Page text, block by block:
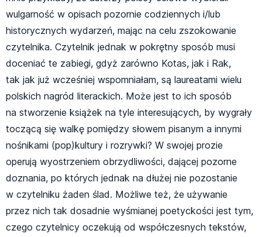
wulgarność w opisach pozornie codziennych i/lub
historycznych wydarzeń, mając na celu zszokowanie
czytelnika. Czytelnik jednak w pokrętny sposób musi
doceniać te zabiegi, gdyż zarówno Kotas, jak i Rak,
tak jak już wcześniej wspomniałam, są laureatami wielu
polskich nagród literackich. Może jest to ich sposób
na stworzenie książek na tyle interesujących, by wygrały
toczącą się walkę pomiędzy słowem pisanym a innymi
nośnikami (pop)kultury i rozrywki? W swojej prozie
operują wyostrzeniem obrzydliwości, dającej pozorne
doznania, po których jednak na dłużej nie pozostanie
w czytelniku żaden ślad. Możliwe też, że używanie
przez nich tak dosadnie wyśmianej poetyckości jest tym,
czego czytelnicy oczekują od współczesnych tekstów,